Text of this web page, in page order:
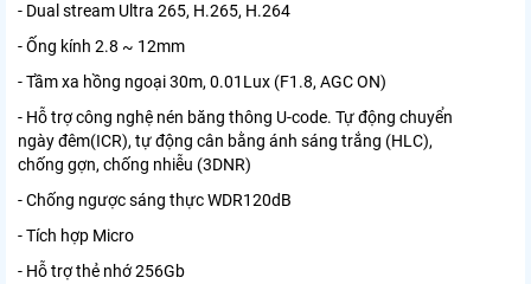
- Dual stream Ultra 265, H.265, H.264
- Ống kính 2.8 ~ 12mm
- Tầm xa hồng ngoại 30m, 0.01Lux (F1.8, AGC ON)
- Hỗ trợ công nghệ nén băng thông U-code. Tự động chuyển
ngày đêm(ICR), tự động cân bằng ánh sáng trắng (HLC),
chống gợn, chống nhiễu (3DNR)
- Chống ngược sáng thực WDR120dB
- Tích hợp Micro
- Hỗ trợ thẻ nhớ 256Gb